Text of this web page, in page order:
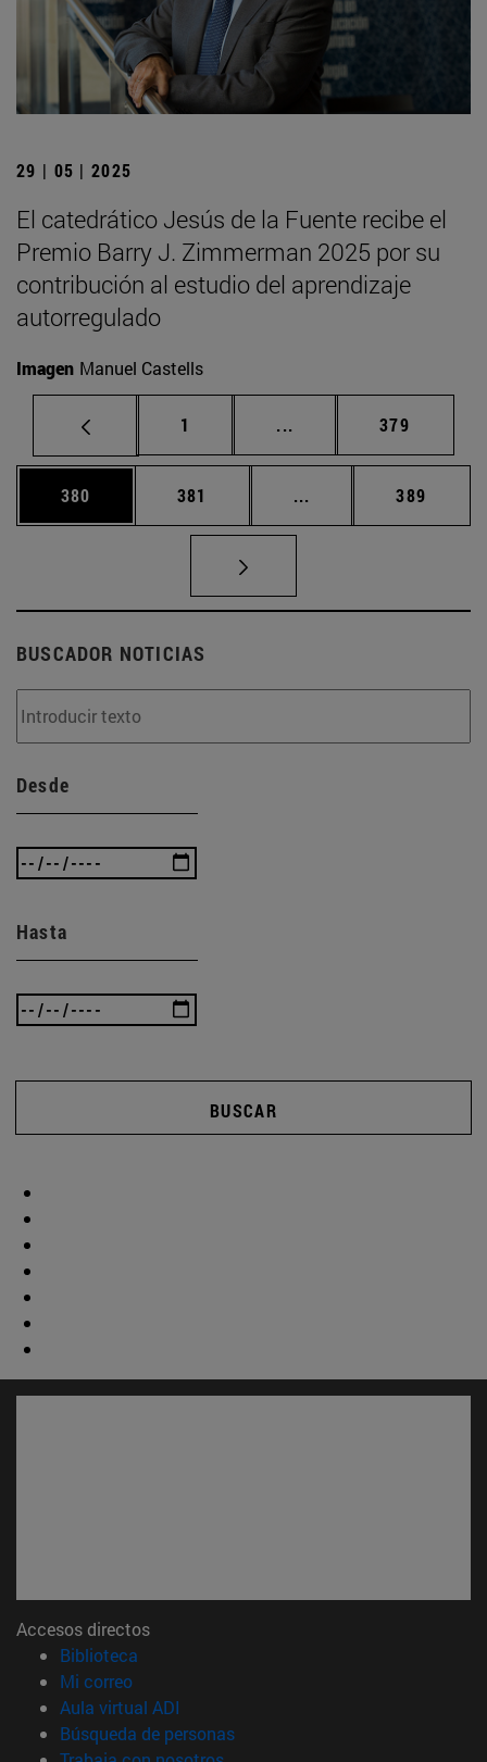
29 | 05 | 2025
El catedrático Jesús de la Fuente recibe el
Premio Barry J. Zimmerman 2025 por su
contribución al estudio del aprendizaje
autorregulado
Imagen Manuel Castells
Página
1 ... Páginas intermedias
Página
379
Página
380 Página
381 ... Páginas intermedias
Página
389
BUSCADOR NOTICIAS
Desde
Hasta
BUSCAR
Accesos directos
Biblioteca
Mi correo(abre en nueva ventana)
Aula virtual ADI
Búsqueda de personas(abre en nueva ventana)